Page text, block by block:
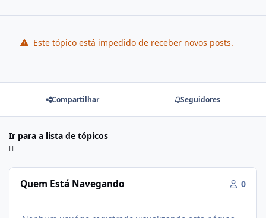
Este tópico está impedido de receber novos posts.
Compartilhar Seguidores
Ir para a lista de tópicos
Quem Está Navegando 0